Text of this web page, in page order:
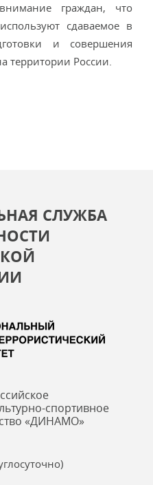
граждан, что
сдаваемое в
и совершения
территории России.
СЛУЖБА
спортивное
«ДИНАМО»